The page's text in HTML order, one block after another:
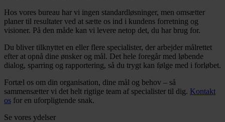
Hos vores bureau har vi ingen standardløsninger, men omsætter
planer til resultater ved at sætte os ind i kundens forretning og
visioner. På den måde kan vi levere netop det, du har brug for.
Du bliver tilknyttet en eller flere specialister, der arbejder målrettet
efter at opnå dine ønsker og mål. Det hele foregår med løbende
dialog, sparring og rapportering, så du trygt kan følge med i forløbet.
Fortæl os om din organisation, dine mål og behov – så
sammensætter vi det helt rigtige team af specialister til dig. Kontakt
os for en uforpligtende snak.
Se vores ydelser